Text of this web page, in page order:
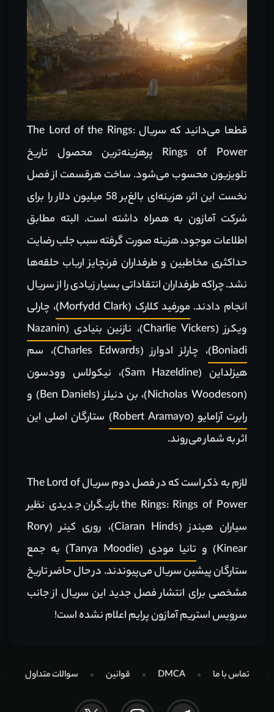
قطعا می‌دانید که سریال The Lord of the Rings:
Rings of Power پرهزینه‌ترین محصول تاریخ
تلویزیون محسوب می‌شود. ساخت هرقسمت از فصل
نخست این اثر، هزینه‌ای بالغ‌بر 58 میلیون دلار را برای
شرکت آمازون به همراه داشته است. البته مطابق
اطلاعات موجود، هزینه صورت گرفته سبب جلب رضایت
حداکثری مخاطبین و طرفداران فرنچایز ارباب حلقه‌ها
نشد. چراکه طرفداران انتقاداتی بسیار زیادی را از سریال
انجام دادند. مورفید کلارک (Morfydd Clark)
، چارلی
ویکرز (Charlie Vickers)،
نازنین بنیادی (Nazanin
Boniadi)
، چارلز ادوارز (Charles Edwards)، سم
هیزلداین (Sam Hazeldine)، نیکولاس وودسون
(Nicholas Woodeson)، بن دنیلز (Ben Daniels) و
رابرت آرامایو (Robert Aramayo)
ستارگان اصلی این
اثر به شمار می‌روند.
لازم به ذکر است که در فصل دوم سریال The Lord of
the Rings: Rings of Power بازیگران جدیدی نظیر
سیاران هیندز (Ciaran Hinds)، روری کینر (Rory
Kinear) و
تانیا مودی (Tanya Moodie)
به جمع
ستارگان پیشین سریال می‌پیوندند. در حال حاضر تاریخ
مشخصی برای انتشار فصل جدید این سریال از جانب
سرویس استریم آمازون پرایم اعلام نشده است!
تماس با ما DMCA قوانین سوالات متداول